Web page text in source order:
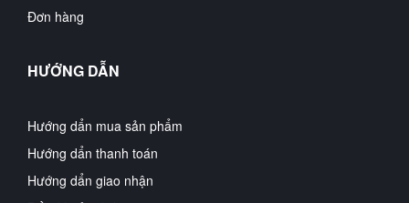
Đơn hàng
HƯỚNG DẪN
Hướng dẩn mua sản phẩm
Hướng dẩn thanh toán
Hướng dẩn giao nhận